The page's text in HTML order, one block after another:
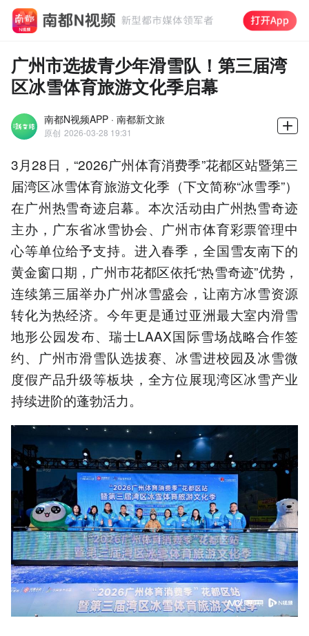
广州市选拔青少年滑雪队！第三届湾
区冰雪体育旅游文化季启幕
南都N视频APP · 南都新文旅
原创 2026-03-28 19:31
3月28日，“2026广州体育消费季”花都区站暨第三
届湾区冰雪体育旅游文化季（下文简称“冰雪季”）
在广州热雪奇迹启幕。本次活动由广州热雪奇迹
主办，广东省冰雪协会、广州市体育彩票管理中
心等单位给予支持。进入春季，全国雪友南下的
黄金窗口期，广州市花都区依托“热雪奇迹”优势，
连续第三届举办广州冰雪盛会，让南方冰雪资源
转化为热经济。今年更是通过亚洲最大室内滑雪
地形公园发布、瑞士LAAX国际雪场战略合作签
约、广州市滑雪队选拔赛、冰雪进校园及冰雪微
度假产品升级等板块，全方位展现湾区冰雪产业
持续进阶的蓬勃活力。